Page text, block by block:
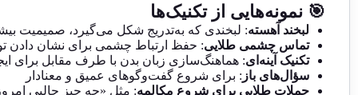
🎯 نمونه‌هایی از تکنیک‌ها
لبخند آهسته: لبخندی که به‌تدریج شکل می‌گیرد، صمیمیت
تماس چشمی طلایی: حفظ ارتباط چشمی برای نشان دادن
تکنیک آینه‌ای: هماهنگ‌سازی زبان بدن با طرف مقابل برای
سؤال‌های باز : برای شروع گفت‌وگوهای عمیق و معنادار
جملات طلایی برای شروع مکالمه: مثل «چه چیز جالبی